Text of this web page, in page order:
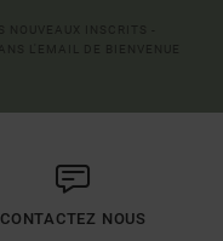
CONTACTEZ NOUS